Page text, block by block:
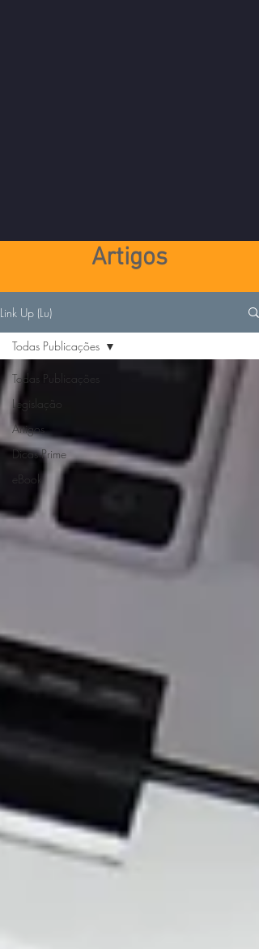
Artigos
Link Up (Lu)
Todas Publicações
Legislação
Artigos
Dicas Prime
eBook
Todas Publicações